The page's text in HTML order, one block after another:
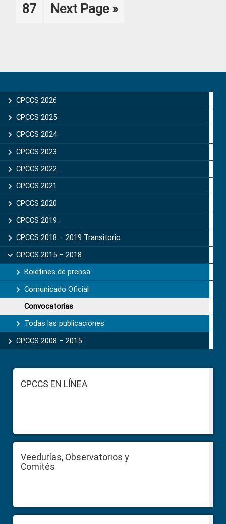
Page
87
Go
Next Page »
Sidebar
CPCCS 2026
CPCCS 2025
CPCCS 2024
CPCCS 2023
CPCCS 2022
CPCCS 2021
CPCCS 2020
CPCCS 2019 .
CPCCS 2018 – 2019 Transitorio
CPCCS 2015 – 2018
Boletines de prensa
Comunicado Oficial
Convocatorias
Todas las publicaciones
CPCCS 2008 – 2015
FooterCPCCS EN LÍNEA
Veedurías, Observatorios y
Comités